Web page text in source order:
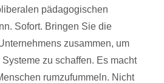
pädagogischen
Sofort. Bringen Sie die
zusammen, um
zu schaffen. Es macht
rumzufummeln. Nicht